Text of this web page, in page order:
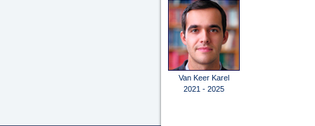
Van Keer Karel
2021 - 2025